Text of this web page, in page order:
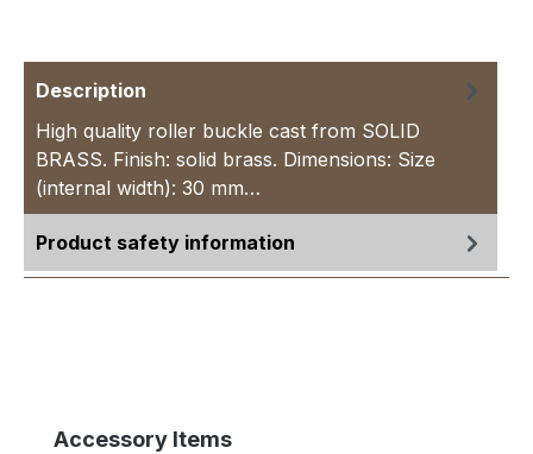
Description
High quality roller buckle cast from SOLID
BRASS. Finish: solid brass. Dimensions: Size
(internal width): 30 mm…
Product safety information
Skip product gallery
Accessory Items